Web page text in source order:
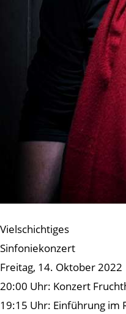
Vielschichtiges
Sinfoniekonzert
Freitag, 14. Oktober 2022
20:00 Uhr: Konzert
19:15 Uhr: Einführung im